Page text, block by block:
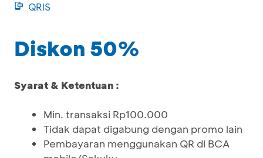
QRIS
Diskon 50%
Syarat & Ketentuan :
Min. transaksi Rp100.000
Tidak dapat digabung dengan promo lain
Pembayaran menggunakan QR di BCA